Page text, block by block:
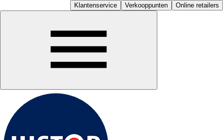
Klantenservice Verkooppunten Online retailers